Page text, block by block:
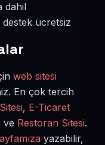
dahil
ücretsiz
web sitesi
En çok tercih
, E-Ticaret
ve Restoran Sitesi.
yazabilir,